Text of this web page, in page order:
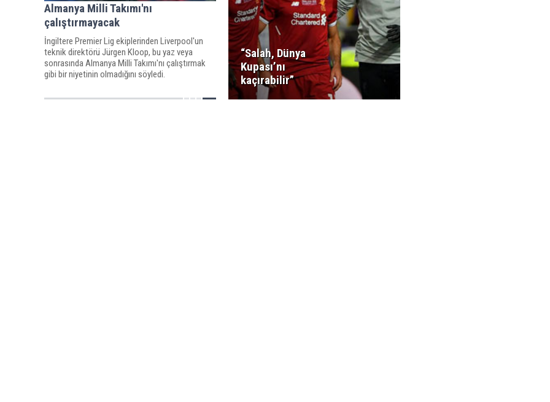
Almanya Milli Takımı'nı
çalıştırmayacak
İngiltere Premier Lig ekiplerinden Liverpool'un
teknik direktörü Jürgen Kloop, bu yaz veya
sonrasında Almanya Milli Takımı'nı çalıştırmak
gibi bir niyetinin olmadığını söyledi.
“Salah, Dünya
Kupası’nı
kaçırabilir”